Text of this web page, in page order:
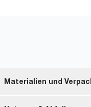
Materialien und